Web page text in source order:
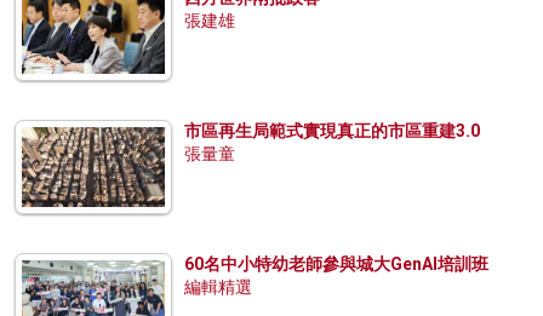
張建雄
市區再生局範式實現真正的市區重建3.0
張量童
60名中小特幼老師參與城大GenAI培訓班
編輯精選